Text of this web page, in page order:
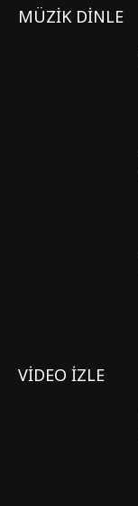
MÜZİK DİNLE
VİDEO İZLE